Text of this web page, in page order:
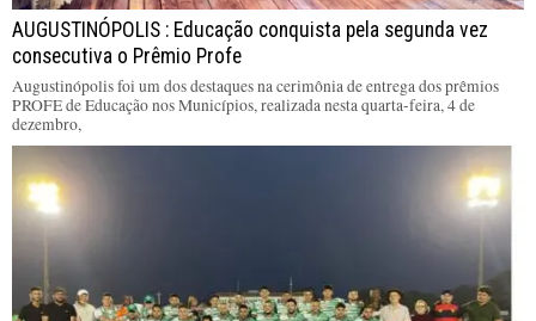
AUGUSTINÓPOLIS : Educação conquista pela segunda vez
consecutiva o Prêmio Profe
Augustinópolis foi um dos destaques na cerimônia de entrega dos prêmios
PROFE de Educação nos Municípios, realizada nesta quarta-feira, 4 de
dezembro,